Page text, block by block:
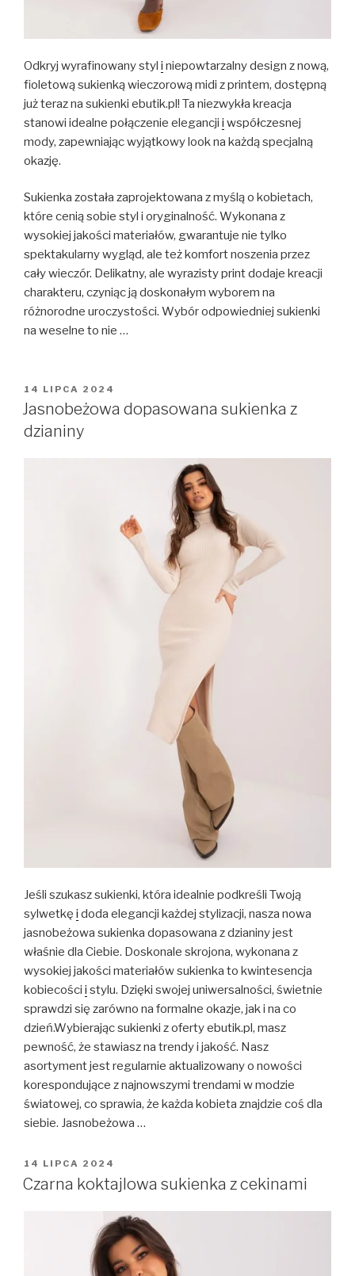
Odkryj wyrafinowany styl i niepowtarzalny design z nową,
fioletową sukienką wieczorową midi z printem, dostępną
już teraz na sukienki ebutik.pl! Ta niezwykła kreacja
stanowi idealne połączenie elegancji i współczesnej
mody, zapewniając wyjątkowy look na każdą specjalną
okazję.
Sukienka została zaprojektowana z myślą o kobietach,
które cenią sobie styl i oryginalność. Wykonana z
wysokiej jakości materiałów, gwarantuje nie tylko
spektakularny wygląd, ale też komfort noszenia przez
cały wieczór. Delikatny, ale wyrazisty print dodaje kreacji
charakteru, czyniąc ją doskonałym wyborem na
różnorodne uroczystości. Wybór odpowiedniej sukienki
na weselne to nie …
OPUBLIKOWANE
W
14 LIPCA 2024
Jasnobeżowa dopasowana sukienka z
dzianiny
Jeśli szukasz sukienki, która idealnie podkreśli Twoją
sylwetkę i doda elegancji każdej stylizacji, nasza nowa
jasnobeżowa sukienka dopasowana z dzianiny jest
właśnie dla Ciebie. Doskonale skrojona, wykonana z
wysokiej jakości materiałów sukienka to kwintesencja
kobiecości i stylu. Dzięki swojej uniwersalności, świetnie
sprawdzi się zarówno na formalne okazje, jak i na co
dzień.Wybierając sukienki z oferty ebutik.pl, masz
pewność, że stawiasz na trendy i jakość. Nasz
asortyment jest regularnie aktualizowany o nowości
korespondujące z najnowszymi trendami w modzie
światowej, co sprawia, że każda kobieta znajdzie coś dla
siebie. Jasnobeżowa …
OPUBLIKOWANE
W
14 LIPCA 2024
Czarna koktajlowa sukienka z cekinami